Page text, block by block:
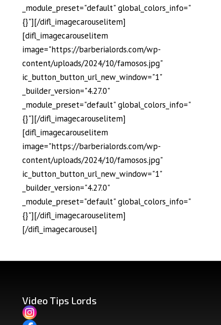
_module_preset="default" global_colors_info="
{}"][/difl_imagecarouselitem]
[difl_imagecarouselitem
image="https://barberialords.com/wp-
content/uploads/2024/10/famosos.jpg"
ic_button_button_url_new_window="1"
_builder_version="4.27.0"
_module_preset="default" global_colors_info="
{}"][/difl_imagecarouselitem]
[difl_imagecarouselitem
image="https://barberialords.com/wp-
content/uploads/2024/10/famosos.jpg"
ic_button_button_url_new_window="1"
_builder_version="4.27.0"
_module_preset="default" global_colors_info="
{}"][/difl_imagecarouselitem]
[/difl_imagecarousel]
Video Tips Lords